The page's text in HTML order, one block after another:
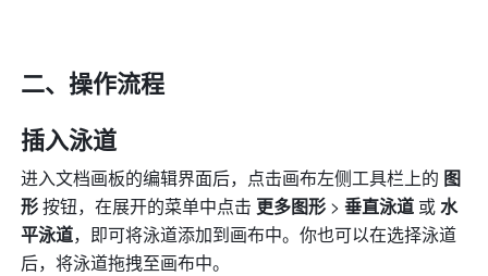
二、操作流程
插入泳道
进入文档画板的编辑界面后，点击画布左侧工具栏上的 图
形 按钮，在展开的菜单中点击 更多图形 > 垂直泳道 或 水
平泳道，即可将泳道添加到画布中。你也可以在选择泳道
后，将泳道拖拽至画布中。